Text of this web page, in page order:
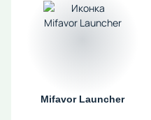
Mifavor Launcher